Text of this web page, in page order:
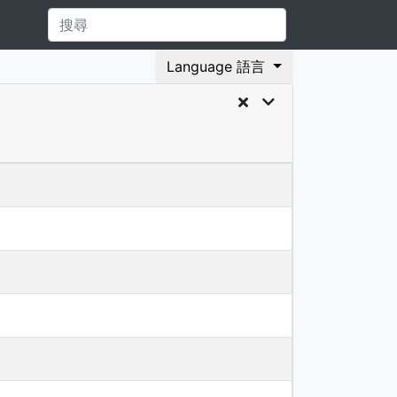
Language 語言